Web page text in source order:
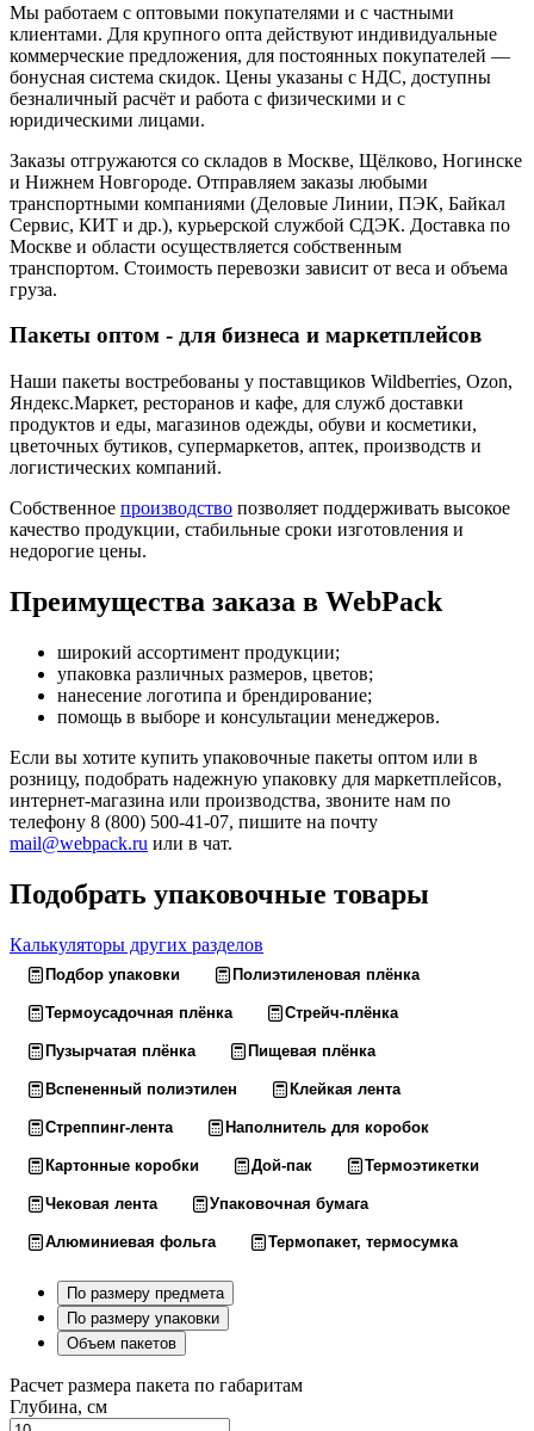
Мы работаем с оптовыми покупателями и с частными
клиентами. Для крупного опта действуют индивидуальные
коммерческие предложения, для постоянных покупателей —
бонусная система скидок. Цены указаны с НДС, доступны
безналичный расчёт и работа с физическими и с
юридическими лицами.
Заказы отгружаются со складов в Москве, Щёлково, Ногинске
и Нижнем Новгороде. Отправляем заказы любыми
транспортными компаниями (Деловые Линии, ПЭК, Байкал
Сервис, КИТ и др.), курьерской службой СДЭК. Доставка по
Москве и области осуществляется собственным
транспортом. Стоимость перевозки зависит от веса и объема
груза.
Пакеты оптом - для бизнеса и маркетплейсов
Наши пакеты востребованы у поставщиков Wildberries, Ozon,
Яндекс.Маркет, ресторанов и кафе, для служб доставки
продуктов и еды, магазинов одежды, обуви и косметики,
цветочных бутиков, супермаркетов, аптек, производств и
логистических компаний.
Собственное производство позволяет поддерживать высокое
качество продукции, стабильные сроки изготовления и
недорогие цены.
Преимущества заказа в WebPack
широкий ассортимент продукции;
упаковка различных размеров, цветов;
нанесение логотипа и брендирование;
помощь в выборе и консультации менеджеров.
Если вы хотите купить упаковочные пакеты оптом или в
розницу, подобрать надежную упаковку для маркетплейсов,
интернет-магазина или производства, звоните нам по
телефону 8 (800) 500-41-07, пишите на почту
mail@webpack.ru или в чат.
Подобрать упаковочные товары
Калькуляторы других разделов
Подбор упаковки Полиэтиленовая плёнка
Термоусадочная плёнка Стрейч-плёнка
Пузырчатая плёнка Пищевая плёнка
Вспененный полиэтилен Клейкая лента
Стреппинг-лента Наполнитель для коробок
Картонные коробки Дой-пак Термоэтикетки
Чековая лента Упаковочная бумага
Алюминиевая фольга Термопакет, термосумка
По размеру предмета
По размеру упаковки
Объем пакетов
Расчет размера пакета по габаритам
Глубина, см